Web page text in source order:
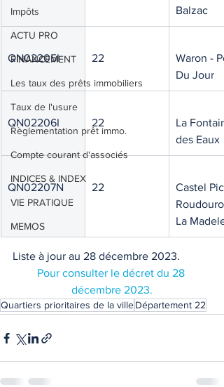
Impôts
ACTU PRO
FINANCEMENT
Les taux des prêts immobiliers
Taux de l'usure
Règlementation prêt immo.
Compte courant d'associés
INDICES & INDEX
VIE PRATIQUE
MEMOS
Balzac
QN02205I 22
Waron -
Du Jour
QN02206I 22
La
des Eaux
QN02207N 22
Castel Pic
La
Liste à jour au 28 décembre 2023.
Pour consulter le décret du 28
décembre 2023.
Quartiers prioritaires de la villeDépartement 22